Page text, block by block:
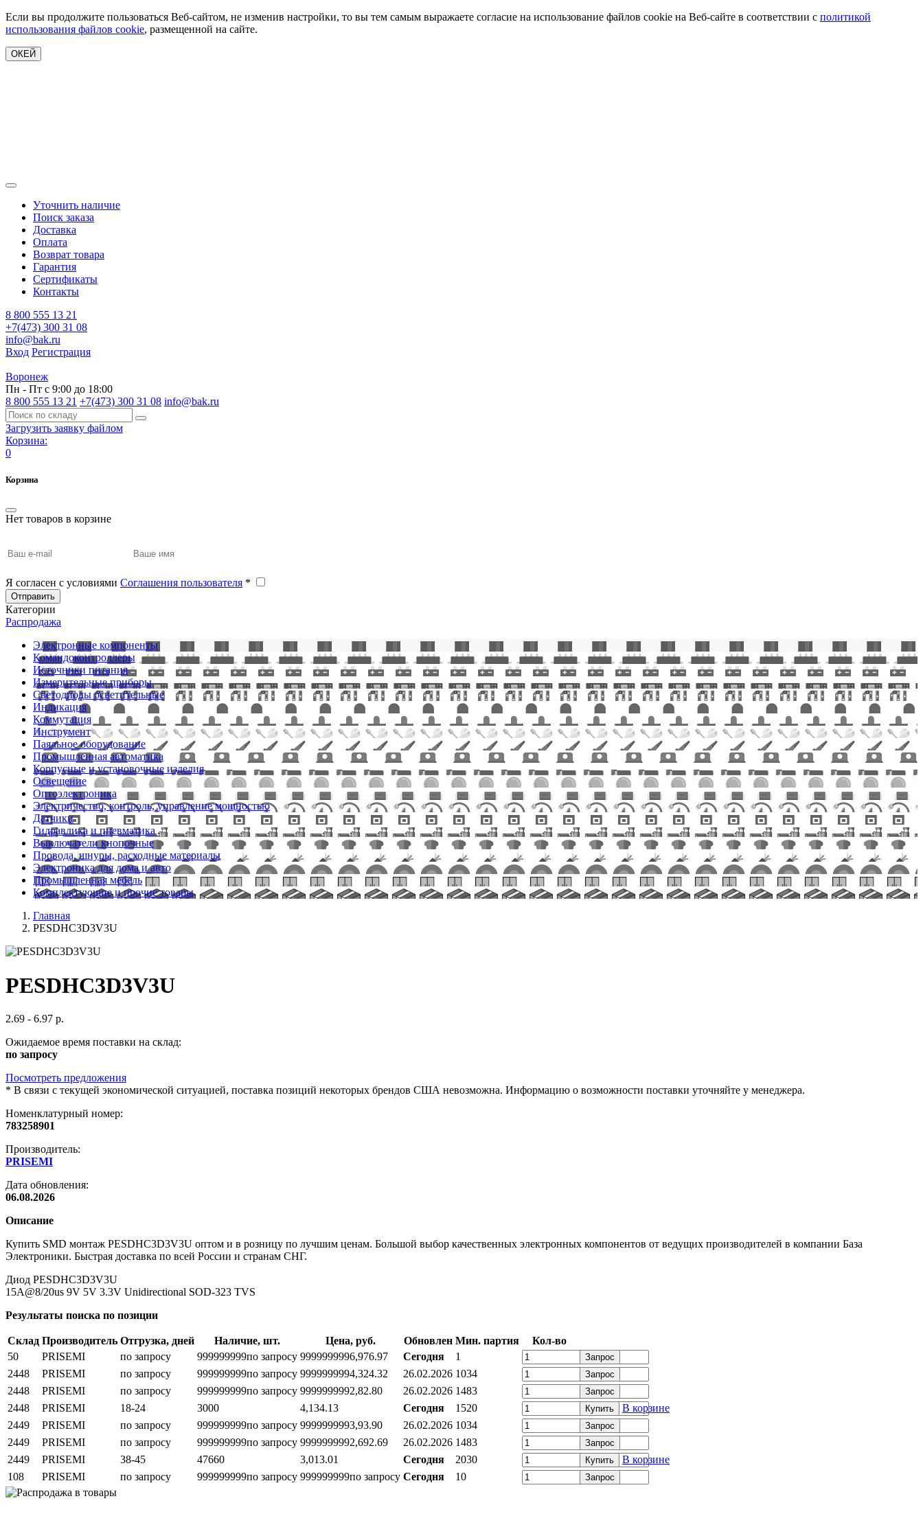
Если вы продолжите пользоваться Веб-сайтом, не изменив настройки, то вы тем самым выражаете согласие на использование файлов cookie на Веб-сайте в соответствии с политикой
использования файлов cookie, размещенной на сайте.
ОКЕЙ
Уточнить наличие
Поиск заказа
Доставка
Оплата
Возврат товара
Гарантия
Сертификаты
Контакты
8 800 555 13 21
+7(473) 300 31 08
info@bak.ru
Вход Регистрация
Воронеж
Пн - Пт с 9:00 до 18:00
8 800 555 13 21 +7(473) 300 31 08 info@bak.ru
Загрузить заявку файлом
Корзина:
0
Корзина
Нет товаров в корзине
Я согласен с условиями Соглашения пользователя *
Отправить
Категории
Распродажа
Электронные компоненты
Командоконтроллеры
Источники питания
Измерительные приборы
Светодиоды осветительные
Индикация
Коммутация
Инструмент
Паяльное оборудование
Промышленная автоматика
Корпусные и установочные изделия
Освещение
Оптоэлектроника
Электричество, контроль, управление мощностью
Датчики
Гидравлика и пневматика
Выключатели кнопочные
Провода, шнуры, расходные материалы
Электроника для дома и авто
Промышленная мебель
Комплектующие и прочие товары
Главная
PESDHC3D3V3U
PESDHC3D3V3U
2.69 - 6.97 р.
Ожидаемое время поставки на склад:
по запросу
Посмотреть предложения
* В связи с текущей экономической ситуацией, поставка позиций некоторых брендов США невозможна. Информацию о возможности поставки уточняйте у менеджера.
Номенклатурный номер:
783258901
Производитель:
PRISEMI
Дата обновления:
06.08.2026
Описание
Купить SMD монтаж PESDHC3D3V3U оптом и в розницу по лучшим ценам. Большой выбор качественных электронных компонентов от ведущих производителей в компании База
Электроники. Быстрая доставка по всей России и странам СНГ.
Диод PESDHC3D3V3U
15A@8/20us 9V 5V 3.3V Unidirectional SOD-323 TVS
Результаты поиска по позиции
Склад Производитель Отгрузка, дней Наличие, шт. Цена, руб. Обновлен Мин. партия
Кол-во
50
PRISEMI по запросу 999999999по запросу 9999999996,976.97 Сегодня 1 Запрос
2448 PRISEMI по запросу 999999999по запросу 9999999994,324.32 26.02.2026 1034 Запрос
2448 PRISEMI по запросу 999999999по запросу 9999999992,82.80 26.02.2026 1483 Запрос
2448 PRISEMI 18-24 3000 4,134.13 Сегодня 1520 Купить
В корзине
2449
PRISEMI по запросу 999999999по запросу 9999999993,93.90 26.02.2026 1034 Запрос
2449 PRISEMI по запросу 999999999по запросу 9999999992,692.69 26.02.2026 1483 Запрос
2449 PRISEMI 38-45 47660 3,013.01 Сегодня 2030 Купить
В корзине
108
PRISEMI по запросу 999999999по запросу 999999999по запросу Сегодня 10 Запрос